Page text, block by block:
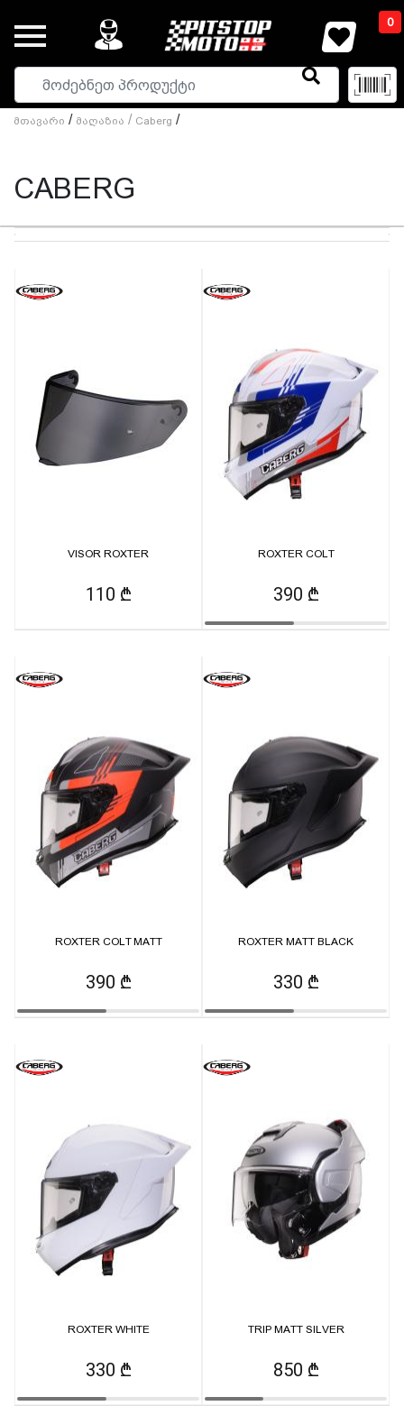
0
Მთავარი / Მაღაზია / Caberg /
CABERG
VISOR ROXTER
110 ₾
ROXTER COLT
390 ₾
ROXTER COLT MATT
390 ₾
ROXTER MATT BLACK
330 ₾
ROXTER WHITE
330 ₾
TRIP MATT SILVER
850 ₾